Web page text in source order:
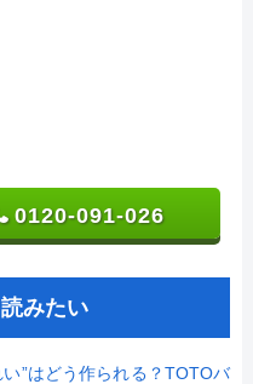
0120-091-026
みたい
い”はどう作られる？TOTOバ